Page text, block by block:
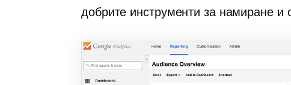
добрите инструменти за намиране и